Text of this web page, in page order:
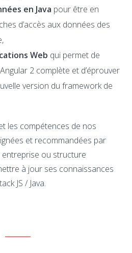
en Java pour être en
d’accès aux données des
Web qui permet de
2 complète et d’éprouver
version du framework de
les compétences de nos
et recommandées par
entreprise ou structure
à jour ses connaissances
JS / Java.